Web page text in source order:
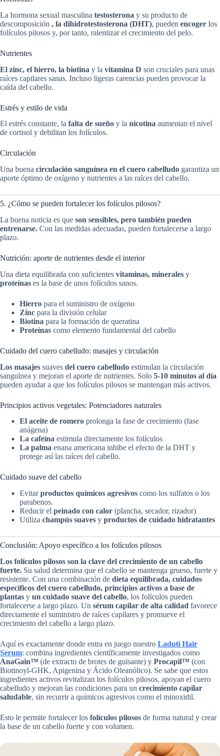
La hormona sexual masculina testosterona y su producto de
descomposición , la dihidrotestosterona (DHT), pueden encoger los
folículos pilosos y, por tanto, ralentizar el crecimiento del pelo.
Nutrientes
El zinc, el hierro, la biotina y la vitamina D son cruciales para unas
raíces capilares sanas. Incluso ligeras carencias pueden provocar la
caída del cabello.
Estrés y estilo de vida
El estrés constante, la falta de sueño y la nicotina aumentan el nivel
de cortisol y debilitan los folículos.
Circulación
Una buena circulación sanguínea en el cuero cabelludo garantiza un
aporte óptimo de oxígeno y nutrientes a las raíces del cabello.
5. ¿Cómo se pueden fortalecer los folículos pilosos?
La buena noticia es que son sensibles, pero también pueden
entrenarse. Con las medidas adecuadas, pueden fortalecerse a largo
plazo.
Nutrición: aporte de nutrientes desde el interior
Una dieta equilibrada con suficientes vitaminas, minerales y
proteínas es la base de unos folículos sanos.
Hierro para el suministro de oxígeno
Zinc para la división celular
Biotina para la formación de queratina
Proteínas como elemento fundamental del cabello
Cuidado del cuero cabelludo: masajes y circulación
Los masajes suaves del cuero cabelludo estimulan la circulación
sanguínea y mejoran el aporte de nutrientes. Solo 5-10 minutos al día
pueden ayudar a que los folículos pilosos se mantengan más activos.
Principios activos vegetales: Potenciadores naturales
El aceite de romero prolonga la fase de crecimiento (fase
anágena)
La cafeína estimula directamente los folículos
La palma enana americana inhibe el efecto de la DHT y
protege así las raíces del cabello.
Cuidado suave del cabello
Evitarproductos químicos agresivos como los sulfatos o los
parabenos.
Reducir el peinado con calor (plancha, secador, rizador)
Utiliza champús suaves y productos de cuidado hidratantes
Conclusión: Apoyo específico a los folículos pilosos
Los folículos pilosos son la clave del crecimiento de un cabello
fuerte. Su salud determina que el cabello se mantenga grueso, fuerte y
resistente. Con una combinación de dieta equilibrada, cuidados
específicos del cuero cabelludo, principios activos a base de
plantas y un cuidado suave del cabello, los folículos pueden
fortalecerse a largo plazo. Un sérum capilar de alta calidad favorece
directamente el suministro de raíces capilares y promueve el
crecimiento del cabello a largo plazo.
Aquí es exactamente donde entra en juego nuestro Laduti Hair
Serum: combina ingredientes científicamente investigados como
AnaGain™ (de extracto de brotes de guisante) y Procapil™ (con
Biotinoyl-GHK, Apigenina y Ácido Oleanólico). Se sabe que estos
ingredientes activos revitalizan los folículos pilosos, apoyan el cuero
cabelludo y mejoran las condiciones para un crecimiento capilar
saludable, sin recurrir a químicos agresivos como el minoxidil.
Esto le permite fortalecer los folículos pilosos de forma natural y crear
la base de un cabello fuerte y con volumen.